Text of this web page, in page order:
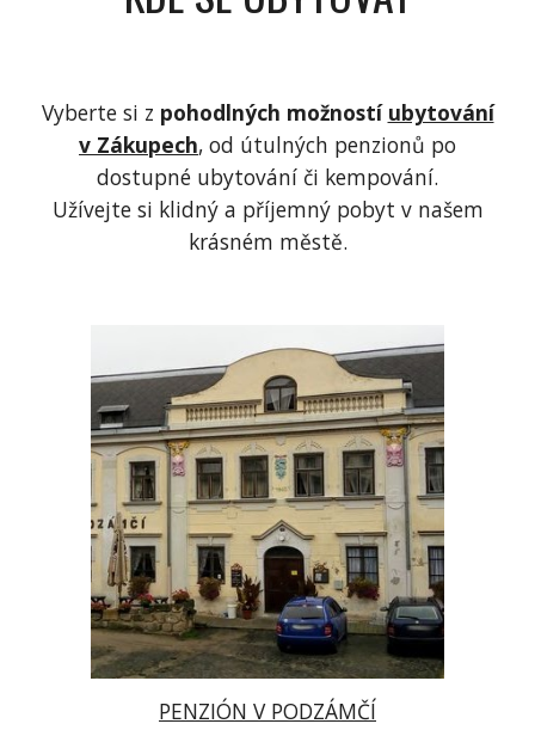
Vyberte si z pohodlných možností ubytování
v Zákupech, od útulných penzionů po
dostupné ubytování či kempování.
Užívejte si klidný a příjemný pobyt v našem
krásném městě.
PENZIÓN V PODZÁMČÍ